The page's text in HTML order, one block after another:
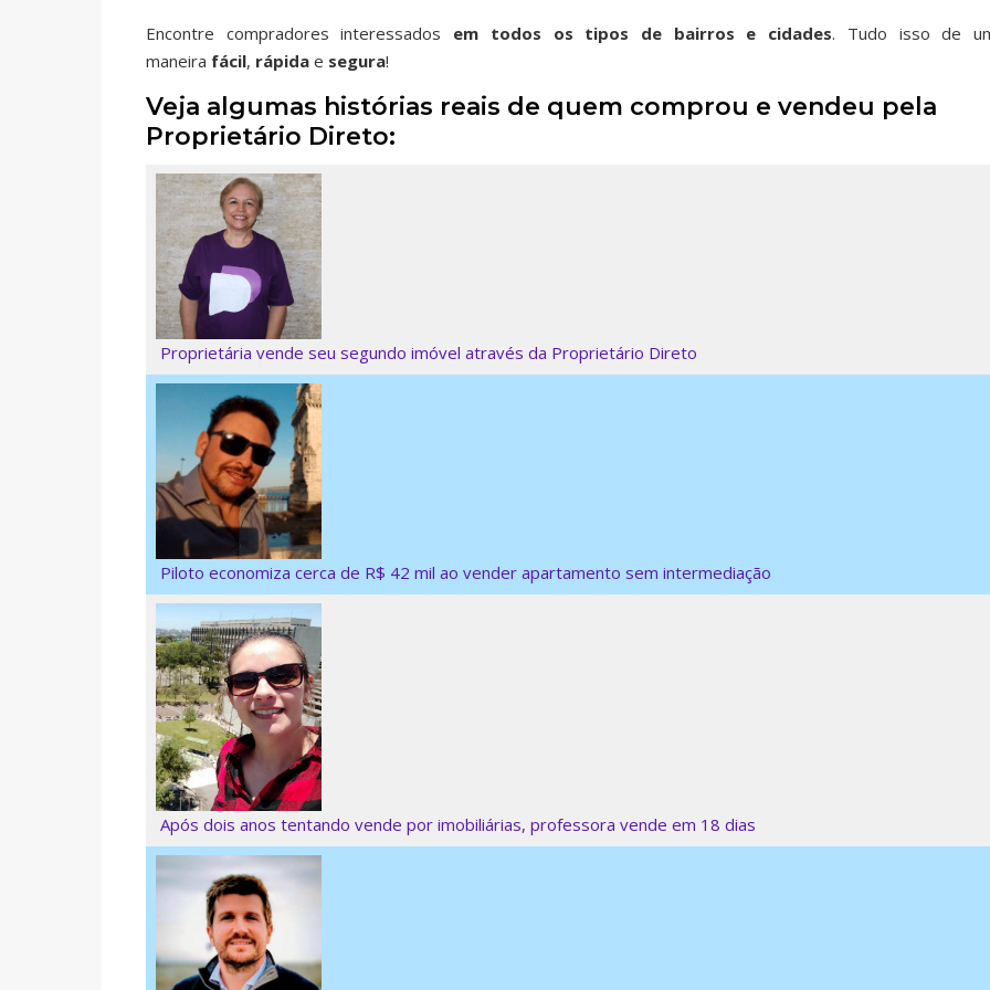
Encontre compradores interessados em todos os tipos de bairros e cidades. Tudo isso de
maneira fácil, rápida e segura!
Veja algumas histórias reais de quem comprou e vendeu pela
Proprietário Direto:
Proprietária vende seu segundo imóvel através da Proprietário Direto
Piloto economiza cerca de R$ 42 mil ao vender apartamento sem intermediação
Após dois anos tentando vende por imobiliárias, professora vende em 18 dias